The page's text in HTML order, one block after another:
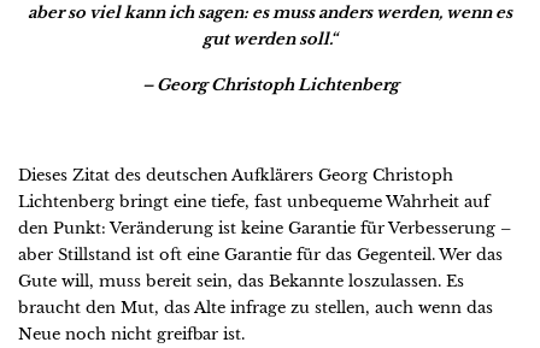
aber so viel kann ich sagen: es muss anders werden, wenn es
gut werden soll.“
– Georg Christoph Lichtenberg
Dieses Zitat des deutschen Aufklärers Georg Christoph
Lichtenberg bringt eine tiefe, fast unbequeme Wahrheit auf
den Punkt: Veränderung ist keine Garantie für Verbesserung –
aber Stillstand ist oft eine Garantie für das Gegenteil. Wer das
Gute will, muss bereit sein, das Bekannte loszulassen. Es
braucht den Mut, das Alte infrage zu stellen, auch wenn das
Neue noch nicht greifbar ist.